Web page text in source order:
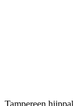
Tampereen